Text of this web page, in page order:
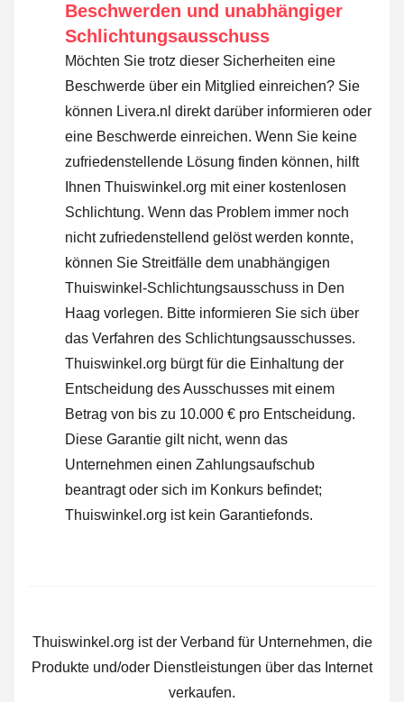
Beschwerden und unabhängiger
Schlichtungsausschuss
Möchten Sie trotz dieser Sicherheiten eine
Beschwerde über ein Mitglied einreichen? Sie
können Livera.nl direkt darüber informieren oder
eine Beschwerde einreichen. Wenn Sie keine
zufriedenstellende Lösung finden können, hilft
Ihnen Thuiswinkel.org mit einer kostenlosen
Schlichtung. Wenn das Problem immer noch
nicht zufriedenstellend gelöst werden konnte,
können Sie Streitfälle dem unabhängigen
Thuiswinkel-Schlichtungsausschuss in Den
Haag vorlegen. Bitte informieren Sie sich über
das Verfahren des Schlichtungsausschusses.
Thuiswinkel.org bürgt für die Einhaltung der
Entscheidung des Ausschusses mit einem
Betrag von bis zu 10.000 € pro Entscheidung.
Diese Garantie gilt nicht, wenn das
Unternehmen einen Zahlungsaufschub
beantragt oder sich im Konkurs befindet;
Thuiswinkel.org ist kein Garantiefonds.
Thuiswinkel.org ist der Verband für Unternehmen, die
Produkte und/oder Dienstleistungen über das Internet
verkaufen.